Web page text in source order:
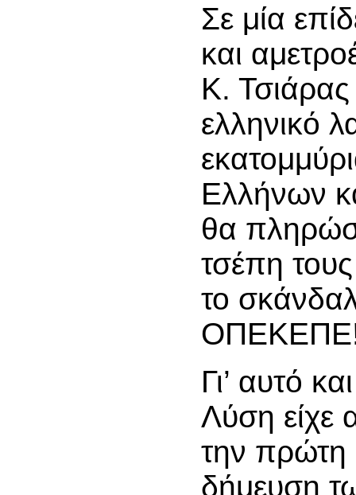
Σε μία
και
Κ.
ελληνικό
Ελλήνων
θα
τσέπη
το
Γι’ αυτό
Λύση είχε
την πρώτη
δήμευση